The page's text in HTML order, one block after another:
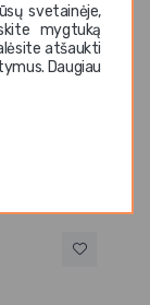
svetainėje,
mygtuką
atšaukti
Daugiau